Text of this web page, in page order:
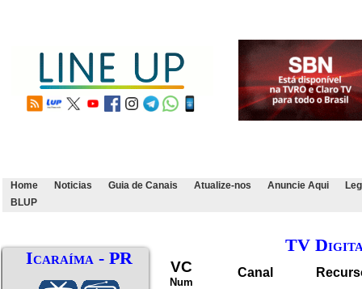
Home Noticias Guia de Canais Atualize-nos Anuncie Aqui
BLUP
Icaraíma - PR
TV
VC
Num
Canal